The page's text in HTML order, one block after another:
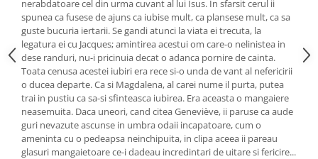
nerabdatoare cel din urma cuvant al lui Isus. In sfarsit cerul ii
spunea ca fusese de ajuns ca iubise mult, ca plansese mult, ca sa
guste bucuria iertarii. Se gandi atunci la viata ei trecuta, la
legatura ei cu Jacques; amintirea acestui om care-o nelinistea in
dese randuri, nu-i pricinuia decat o adanca pornire de cainta.
Toata cenusa acestei iubiri era rece si-o unda de vant al nefericirii
o ducea departe. Ca si Magdalena, al carei nume il purta, putea
trai in pustiu ca sa-si sfinteasca iubirea. Era aceasta o mangaiere
neasemuita. Daca uneori, cand citea Geneviève, ii paruse ca aude
guri nevazute ascunse in umbra odaii incapatoare, cum o
ameninta cu o pedeapsa neinchipuita, in clipa aceea ii pareau
glasuri mangaietoare ce-i dadeau incredintari de uitare si fericire...